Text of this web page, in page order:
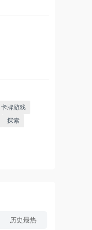
卡牌游戏
探索
历史最热